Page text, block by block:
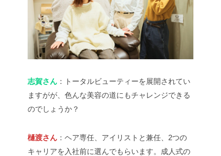
志賀さん ：トータルビューティーを展開されてい
ますがが、色んな美容の道にもチャレンジできる
のでしょうか？
樋渡さん ：ヘア専任、アイリストと兼任、2つの
キャリアを入社前に選んでもらいます。成人式の